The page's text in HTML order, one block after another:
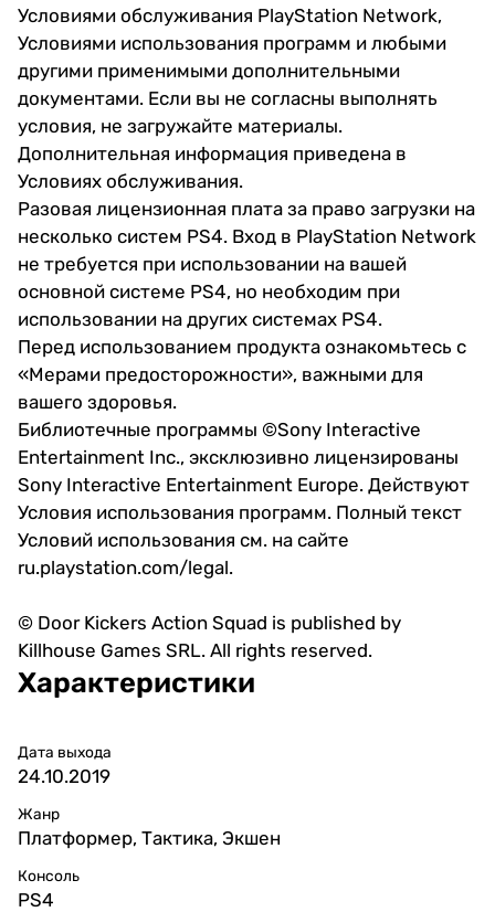
Условиями обслуживания PlayStation Network,
Условиями использования программ и любыми
другими применимыми дополнительными
документами. Если вы не согласны выполнять
условия, не загружайте материалы.
Дополнительная информация приведена в
Условиях обслуживания.
Разовая лицензионная плата за право загрузки на
несколько систем PS4. Вход в PlayStation Network
не требуется при использовании на вашей
основной системе PS4, но необходим при
использовании на других системах PS4.
Перед использованием продукта ознакомьтесь с
«Мерами предосторожности», важными для
вашего здоровья.
Библиотечные программы ©Sony Interactive
Entertainment Inc., эксклюзивно лицензированы
Sony Interactive Entertainment Europe. Действуют
Условия использования программ. Полный текст
Условий использования см. на сайте
ru.playstation.com/legal.
© Door Kickers Action Squad is published by
Killhouse Games SRL. All rights reserved.
Характеристики
Дата выхода
24.10.2019
Жанр
Платформер, Тактика, Экшен
Консоль
PS4